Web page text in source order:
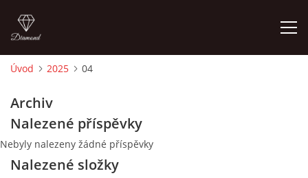
FOTOALBUM
CEDULKY
Úvod 2025 04
Archiv
Nalezené příspěvky
Nebyly nalezeny žádné příspěvky
Nalezené složky